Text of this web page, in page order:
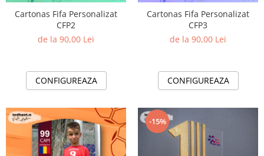
Cartonas Fifa Personalizat
CFP2
de la 90,00 Lei
CONFIGUREAZA
Cartonas Fifa Personalizat
CFP3
de la 90,00 Lei
CONFIGUREAZA
-15%